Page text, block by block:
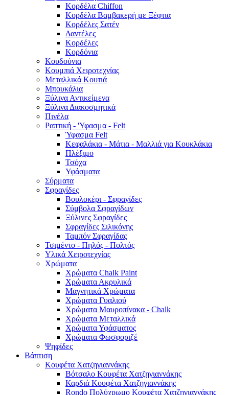
Κορδέλα Chiffon
Κορδέλα Βαμβακερή με Ξέφτια
Κορδέλες Σατέν
Δαντέλες
Κορδέλες
Κορδόνια
Κουδούνια
Κουμπιά Χειροτεχνίας
Μεταλλικά Κουτιά
Μπουκάλια
Ξύλινα Αντικείμενα
Ξύλινα Διακοσμητικά
Πινέλα
Ραπτική - 'Υφασμα - Felt
Ύφασμα Felt
Κεφαλάκια - Μάτια - Μαλλιά για Κουκλάκια
Πλέξιμο
Τσόχα
Υφάσματα
Σύρματα
Σφραγίδες
Βουλοκέρι - Σφραγίδες
Σύμβολα Σφραγίδων
Ξύλινες Σφραγίδες
Σφραγίδες Σιλικόνης
Ταμπόν Σφραγίδας
Τσιμέντο - Πηλός - Πολτός
Υλικά Χειροτεχνίας
Χρώματα
Χρώματα Chalk Paint
Χρώματα Ακρυλικά
Μαγνητικά Χρώματα
Χρώματα Γυαλιού
Χρώματα Μαυροπίνακα - Chalk
Χρώματα Μεταλλικά
Χρώματα Υφάσματος
Χρώματα Φωσφοριζέ
Ψηφίδες
Βάπτιση
Κουφέτα Χατζηγιαννάκης
Βότσαλο Κουφέτα Χατζηγιαννάκης
Καρδιά Κουφέτα Χατζηγιαννάκης
Rondo Πολύχρωμο Κουφέτα Χατζηγιαννάκης